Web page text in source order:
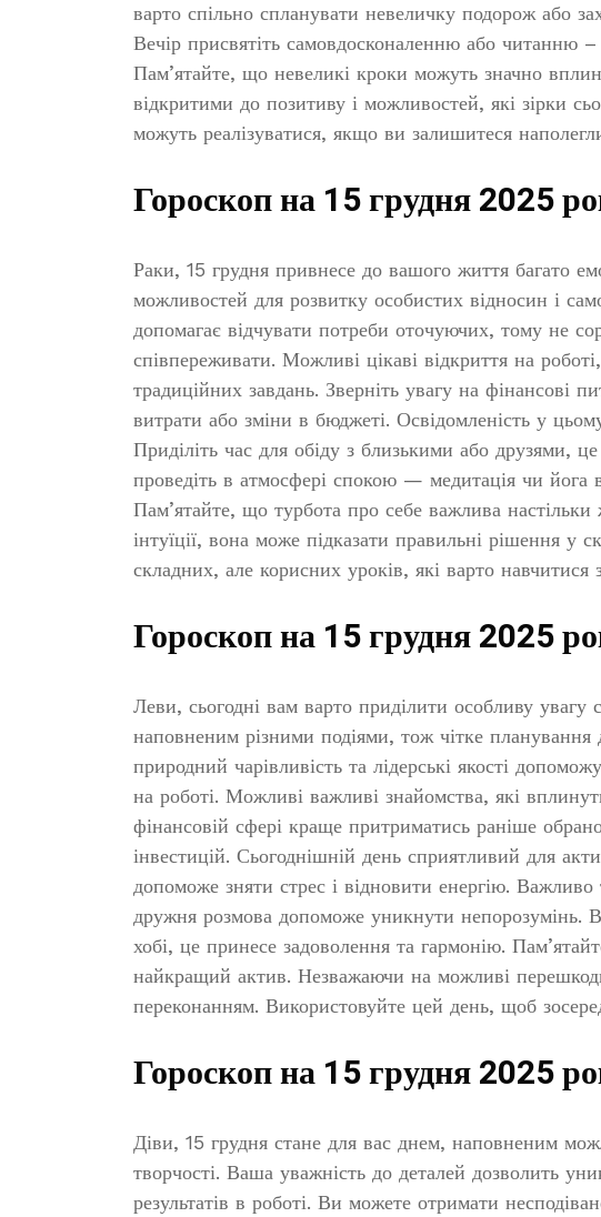
варто спільно спланувати невеличку подорож або
Вечір присвятіть самовдосконаленню або читанню
Пам’ятайте, що невеликі кроки можуть значно
відкритими до позитиву і можливостей, які зірки
можуть реалізуватися, якщо ви залишитеся
Гороскоп на 15 грудня 2025
Раки, 15 грудня привнесе до вашого життя багато
можливостей для розвитку особистих відносин і
допомагає відчувати потреби оточуючих, тому не
співпереживати. Можливі цікаві відкриття на
традиційних завдань. Зверніть увагу на фінансові
витрати або зміни в бюджеті. Освідомленість у
Приділіть час для обіду з близькими або друзями,
проведіть в атмосфері спокою — медитація чи йога
Пам’ятайте, що турбота про себе важлива
інтуїції, вона може підказати правильні рішення у
складних, але корисних уроків, які варто
Гороскоп на 15 грудня 2025
Леви, сьогодні вам варто приділити особливу увагу
наповненим різними подіями, тож чітке
природний чарівливість та лідерські якості
на роботі. Можливі важливі знайомства, які
фінансовій сфері краще притриматись раніше
інвестицій. Сьогоднішній день сприятливий для
допоможе зняти стрес і відновити енергію.
дружня розмова допоможе уникнути непорозумінь.
хобі, це принесе задоволення та гармонію.
найкращий актив. Незважаючи на можливі
переконанням. Використовуйте цей день, щоб
Гороскоп на 15 грудня 2025
Діви, 15 грудня стане для вас днем, наповненим
творчості. Ваша уважність до деталей дозволить
результатів в роботі. Ви можете отримати